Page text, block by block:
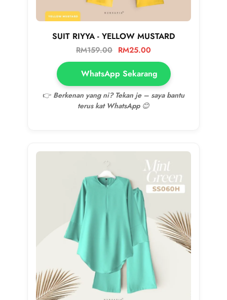
SUIT RIYYA - YELLOW MUSTARD
RM159.00 RM25.00
WhatsApp Sekarang
👉 Berkenan yang ni? Tekan je – saya bantu
terus kat WhatsApp 😊